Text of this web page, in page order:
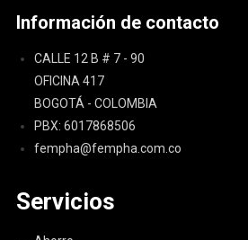
Información de contacto
CALLE 12 B # 7 - 90
OFICINA 417
BOGOTÁ - COLOMBIA
PBX: 6017868506
fempha@fempha.com.co
Servicios